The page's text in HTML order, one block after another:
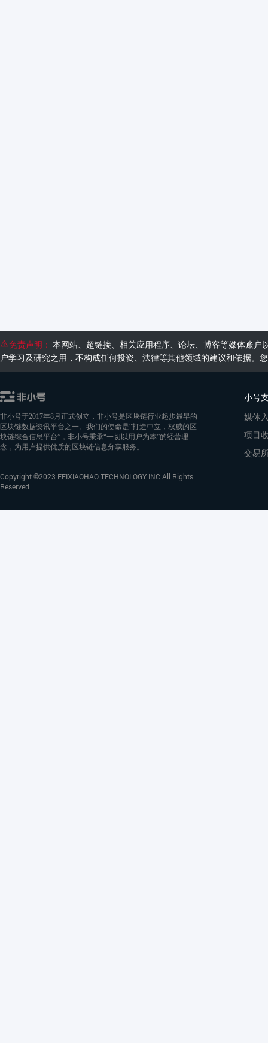
免责声明： 本网站、超链接、相关应用程序、论坛、博客等媒体账
户学习及研究之用，不构成任何投资、法律等其他领域的建议和依据
非小号于2017年8月正式创立，非小号是区块链行业起步最早的
区块链数据资讯平台之一。我们的使命是“打造中立，权威的区
块链综合信息平台”，非小号秉承“一切以用户为本”的经营理
念，为用户提供优质的区块链信息分享服务。
Copyright ©2023 FEIXIAOHAO TECHNOLOGY INC All Rights
Reserved
小号
媒体
项目
交易